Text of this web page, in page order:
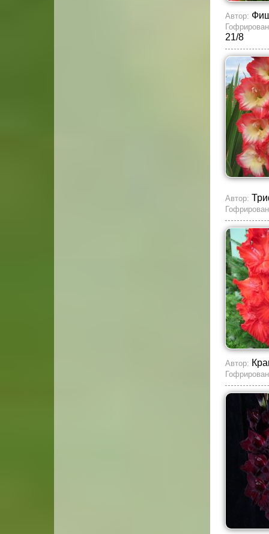
Автор:
21/8
Автор:
Автор: